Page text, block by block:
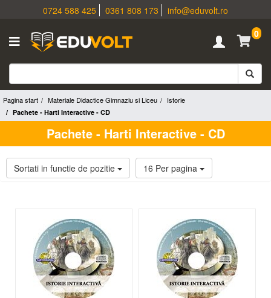
0724 588 425 0361 808 173
info@eduvolt.ro
0
Pagina start Materiale Didactice Gimnaziu si Liceu Istorie
Pachete - Harti Interactive - CD
Pachete - Harti Interactive - CD
Sortati in functie de pozitie 16 Per pagina